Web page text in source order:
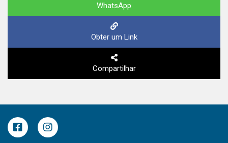
WhatsApp
Obter um Link
Compartilhar